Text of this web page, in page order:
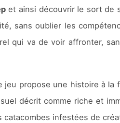
et ainsi découvrir le sort de
sans oublier les
qui va de voir affronter,
jeu propose une histoire à la
décrit comme riche et
infestées de